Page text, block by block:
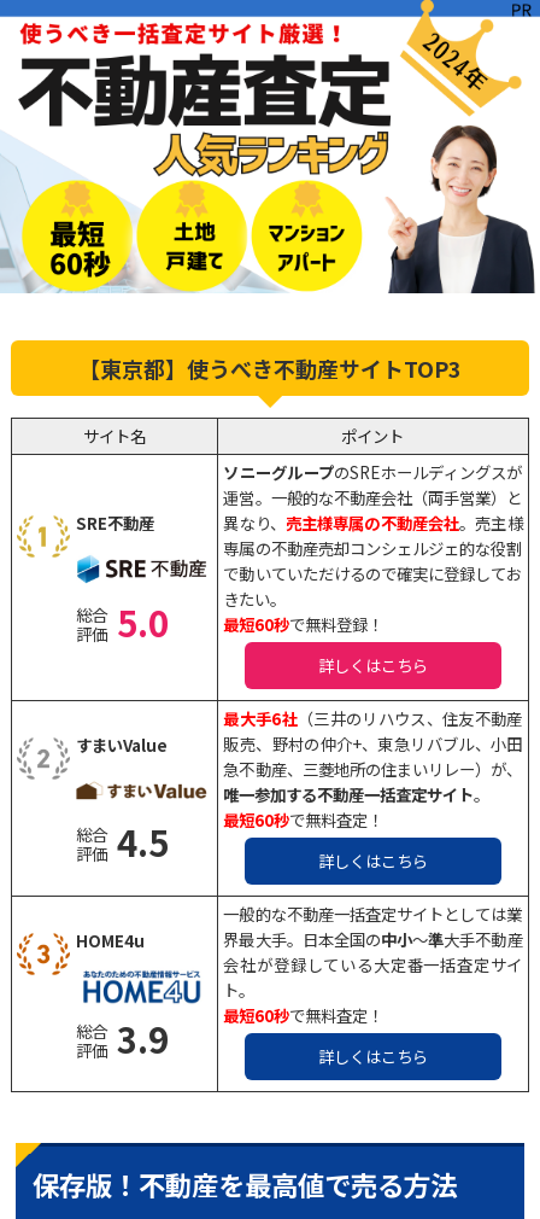
【東京都】使うべき不動産サイトTOP3
サイト名 ポイント
SRE不動産
総合
評価 5.0
ソニーグループのSREホールディングスが
運営。一般的な不動産会社（両手営業）と
異なり、 売主様専属の不動産会社。売主様
専属の不動産売却コンシェルジェ的な役割
で動いていただけるので確実に登録してお
きたい。
最短60秒で無料登録！
詳しくはこちら
すまいValue
総合
評価 4.5
最大手6社 （三井のリハウス、住友不動産
販売、野村の仲介+、東急リバブル、小田
急不動産、三菱地所の住まいリレー）が、
唯一参加する不動産一括査定サイト。
最短60秒で無料査定！
詳しくはこちら
HOME4u
総合
評価 3.9
一般的な不動産一括査定サイトとしては業
界最大手。日本全国の中小〜準大手不動産
会社が登録している大定番一括査定サイ
ト。
最短60秒で無料査定！
詳しくはこちら
保存版！不動産を最高値で売る方法